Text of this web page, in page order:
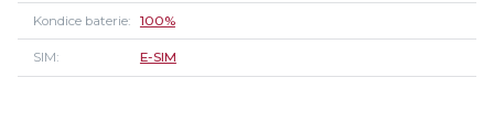
Kondice baterie 100%
SIM E-SIM